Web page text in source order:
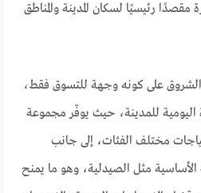
رئيسيًا لسكان المدينة والمناطق
الشروق على كونه وجهة للتسوق فقط،
اليومية للمدينة، حيث يوفّر مجموعة
مختلف الفئات، إلى جانب
الأساسية مثل الصيدلية، وهو ما يمنح